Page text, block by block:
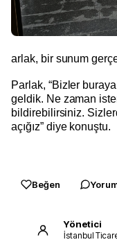
arlak, bir sunum
Parlak, “Bizler
geldik. Ne zaman
bildirebilirsiniz.
açığız” diye konuştu.
Beğen
Yönetici
İstanbul